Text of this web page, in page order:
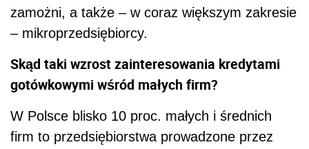
zamożni, a także – w coraz większym zakresie
– mikroprzedsiębiorcy.
Skąd taki wzrost zainteresowania kredytami
gotówkowymi wśród małych firm?
W Polsce blisko 10 proc. małych i średnich
firm to przedsiębiorstwa prowadzone przez